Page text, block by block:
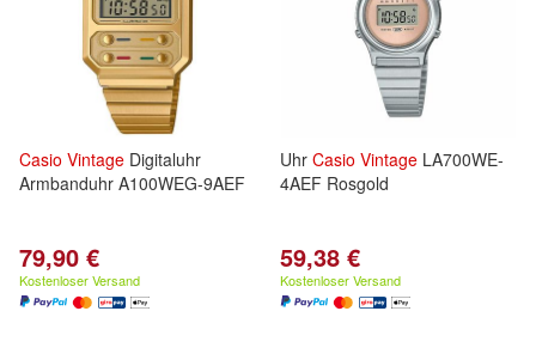
Casio Vintage Digitaluhr
Armbanduhr A100WEG-9AEF
79,90 €
Kostenloser Versand
Uhr Casio Vintage LA700WE-
4AEF Rosgold
59,38 €
Kostenloser Versand